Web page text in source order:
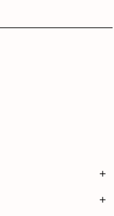
+
+